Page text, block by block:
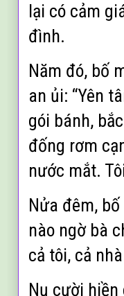
lại có cảm
đình.
Năm đó, bố
an ủi: “Yên
gói bánh,
đống rơm
nước mắt.
Nửa đêm,
nào ngờ bà
cả tôi, cả
Nụ cười